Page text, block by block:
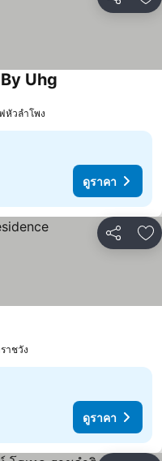
แชร์ เ
Uhg
หัวลำโพง
ดูราคา
แชร์ เ
าชวัง
ดูราคา